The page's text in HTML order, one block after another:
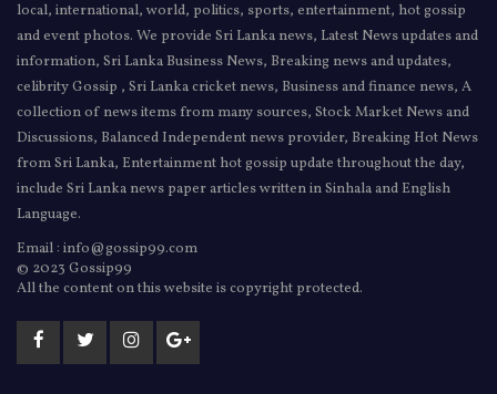
local, international, world, politics, sports, entertainment, hot gossip
and event photos. We provide Sri Lanka news, Latest News updates and
information, Sri Lanka Business News, Breaking news and updates,
celibrity Gossip , Sri Lanka cricket news, Business and finance news, A
collection of news items from many sources, Stock Market News and
Discussions, Balanced Independent news provider, Breaking Hot News
from Sri Lanka, Entertainment hot gossip update throughout the day,
include Sri Lanka news paper articles written in Sinhala and English
Language.
Email : info@gossip99.com
© 2023 Gossip99
All the content on this website is copyright protected.